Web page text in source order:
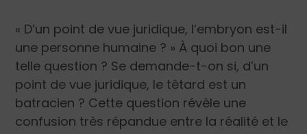
« D’un point de vue juridique, l’embryon est-il
une personne humaine ? » À quoi bon une
telle question ? Se demande-t-on si, d’un
point de vue juridique, le têtard est un
batracien ? Cette question révèle une
confusion très répandue entre la réalité et le